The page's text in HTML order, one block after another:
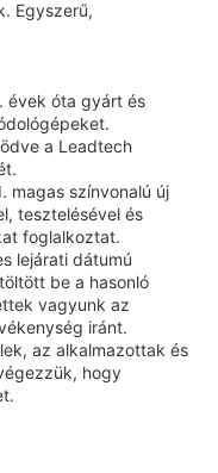
Egyszerű,
évek óta gyárt és
a Leadtech
magas színvonalú új
tesztelésével és
foglalkoztat.
lejárati dátumú
be a hasonló
vagyunk az
iránt.
az alkalmazottak és
hogy